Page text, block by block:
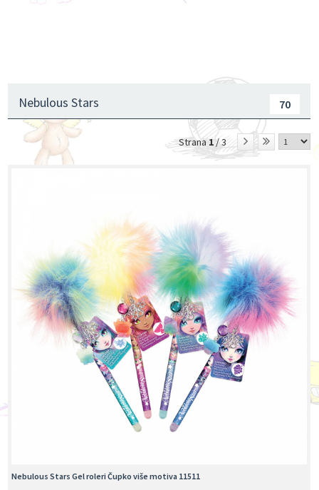
Nebulous Stars 70
Strana1/ 3
Nebulous Stars Gel roleri Čupko više motiva 11511